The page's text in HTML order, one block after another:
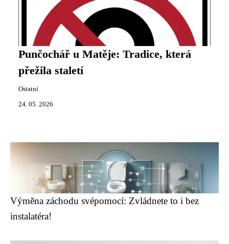
Punčochář u Matěje: Tradice, která
přežila staletí
Ostatní
24. 05. 2026
Výměna záchodu svépomocí: Zvládnete to i bez
instalatéra!